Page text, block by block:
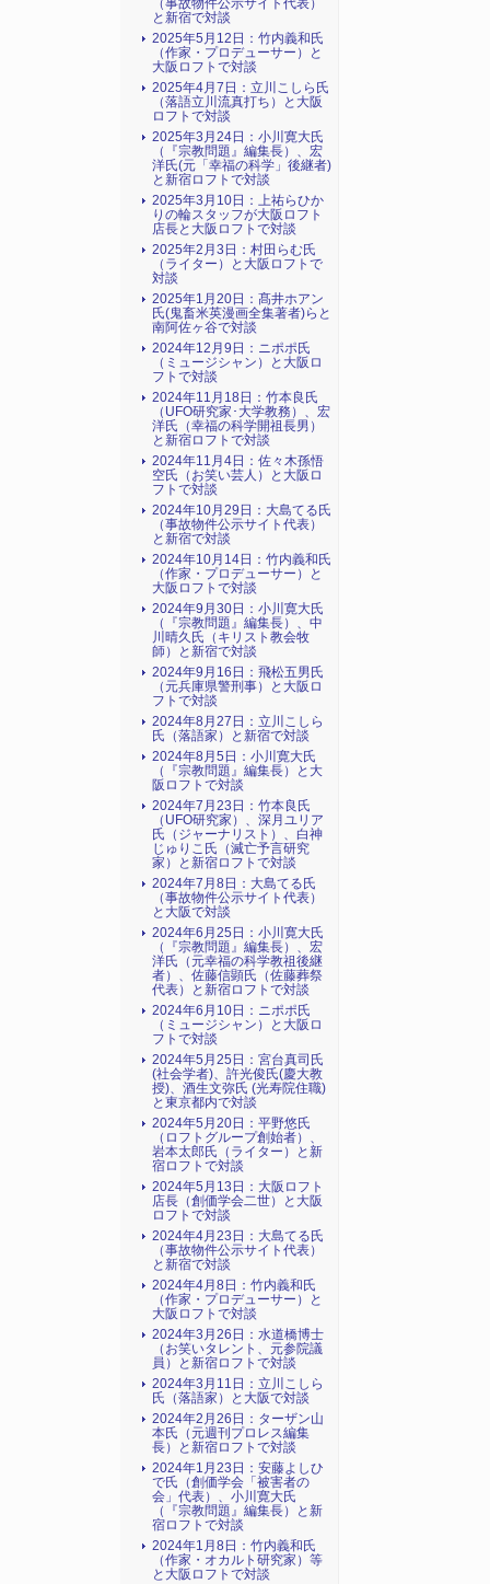
（事故物件公示サイト代表）
と新宿で対談
2025年5月12日：竹内義和氏
（作家・プロデューサー）と
大阪ロフトで対談
2025年4月7日：立川こしら氏
（落語立川流真打ち）と大阪
ロフトで対談
2025年3月24日：小川寛大氏
（『宗教問題』編集長）、宏
洋氏(元「幸福の科学」後継者)
と新宿ロフトで対談
2025年3月10日：上祐らひか
りの輪スタッフが大阪ロフト
店長と大阪ロフトで対談
2025年2月3日：村田らむ氏
（ライター）と大阪ロフトで
対談
2025年1月20日：髙井ホアン
氏(鬼畜米英漫画全集著者)らと
南阿佐ヶ谷で対談
2024年12月9日：ニポポ氏
（ミュージシャン）と大阪ロ
フトで対談
2024年11月18日：竹本良氏
（UFO研究家･大学教務）、宏
洋氏（幸福の科学開祖長男）
と新宿ロフトで対談
2024年11月4日：佐々木孫悟
空氏（お笑い芸人）と大阪ロ
フトで対談
2024年10月29日：大島てる氏
（事故物件公示サイト代表）
と新宿で対談
2024年10月14日：竹内義和氏
（作家・プロデューサー）と
大阪ロフトで対談
2024年9月30日：小川寛大氏
（『宗教問題』編集長）、中
川晴久氏（キリスト教会牧
師）と新宿で対談
2024年9月16日：飛松五男氏
（元兵庫県警刑事）と大阪ロ
フトで対談
2024年8月27日：立川こしら
氏（落語家）と新宿で対談
2024年8月5日：小川寛大氏
（『宗教問題』編集長）と大
阪ロフトで対談
2024年7月23日：竹本良氏
（UFO研究家）、深月ユリア
氏（ジャーナリスト）、白神
じゅりこ氏（滅亡予言研究
家）と新宿ロフトで対談
2024年7月8日：大島てる氏
（事故物件公示サイト代表）
と大阪で対談
2024年6月25日：小川寛大氏
（『宗教問題』編集長）、宏
洋氏（元幸福の科学教祖後継
者）、佐藤信顕氏（佐藤葬祭
代表）と新宿ロフトで対談
2024年6月10日：ニポポ氏
（ミュージシャン）と大阪ロ
フトで対談
2024年5月25日：宮台真司氏
(社会学者)、許光俊氏(慶大教
授)、酒生文弥氏 (光寿院住職)
と東京都内で対談
2024年5月20日：平野悠氏
（ロフトグループ創始者）、
岩本太郎氏（ライター）と新
宿ロフトで対談
2024年5月13日：大阪ロフト
店長（創価学会二世）と大阪
ロフトで対談
2024年4月23日：大島てる氏
（事故物件公示サイト代表）
と新宿で対談
2024年4月8日：竹内義和氏
（作家・プロデューサー）と
大阪ロフトで対談
2024年3月26日：水道橋博士
（お笑いタレント、元参院議
員）と新宿ロフトで対談
2024年3月11日：立川こしら
氏（落語家）と大阪で対談
2024年2月26日：ターザン山
本氏（元週刊プロレス編集
長）と新宿ロフトで対談
2024年1月23日：安藤よしひ
で氏（創価学会「被害者の
会」代表）、小川寛大氏
（『宗教問題』編集長）と新
宿ロフトで対談
2024年1月8日：竹内義和氏
（作家・オカルト研究家）等
と大阪ロフトで対談